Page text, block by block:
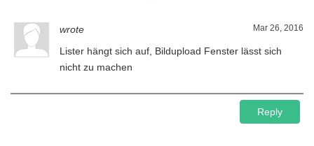
Mar 26, 2016
wrote
Lister hängt sich auf, Bildupload Fenster lässt sich
nicht zu machen
Reply